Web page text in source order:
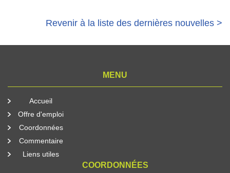
Revenir à la liste des dernières nouvelles >
MENU
Accueil
Offre d'emploi
Coordonnées
Commentaire
Liens utiles
COORDONNÉES